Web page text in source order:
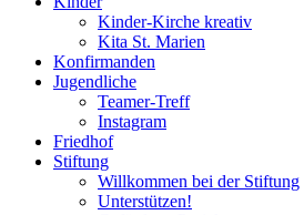
Kinder-Kirche kreativ
Kita St. Marien
Konfirmanden
Jugendliche
Teamer-Treff
Instagram
Friedhof
Stiftung
Willkommen bei der Stiftung
Unterstützen!